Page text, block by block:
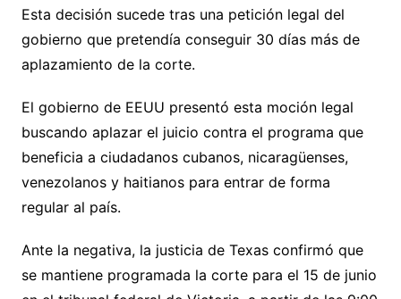
Esta decisión sucede tras una petición legal del
gobierno que pretendía conseguir 30 días más de
aplazamiento de la corte.
El gobierno de EEUU presentó esta moción legal
buscando aplazar el juicio contra el programa que
beneficia a ciudadanos cubanos, nicaragüenses,
venezolanos y haitianos para entrar de forma
regular al país.
Ante la negativa, la justicia de Texas confirmó que
se mantiene programada la corte para el 15 de junio